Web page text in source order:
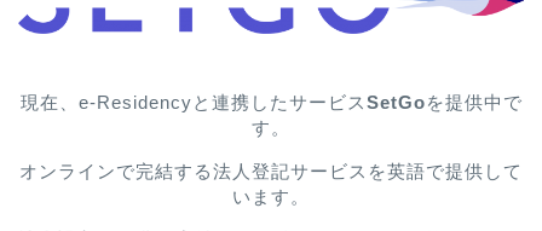
現在、e-Residencyと連携したサービスSetGoを提供中で
す。
オンラインで完結する法人登記サービスを英語で提供して
います。